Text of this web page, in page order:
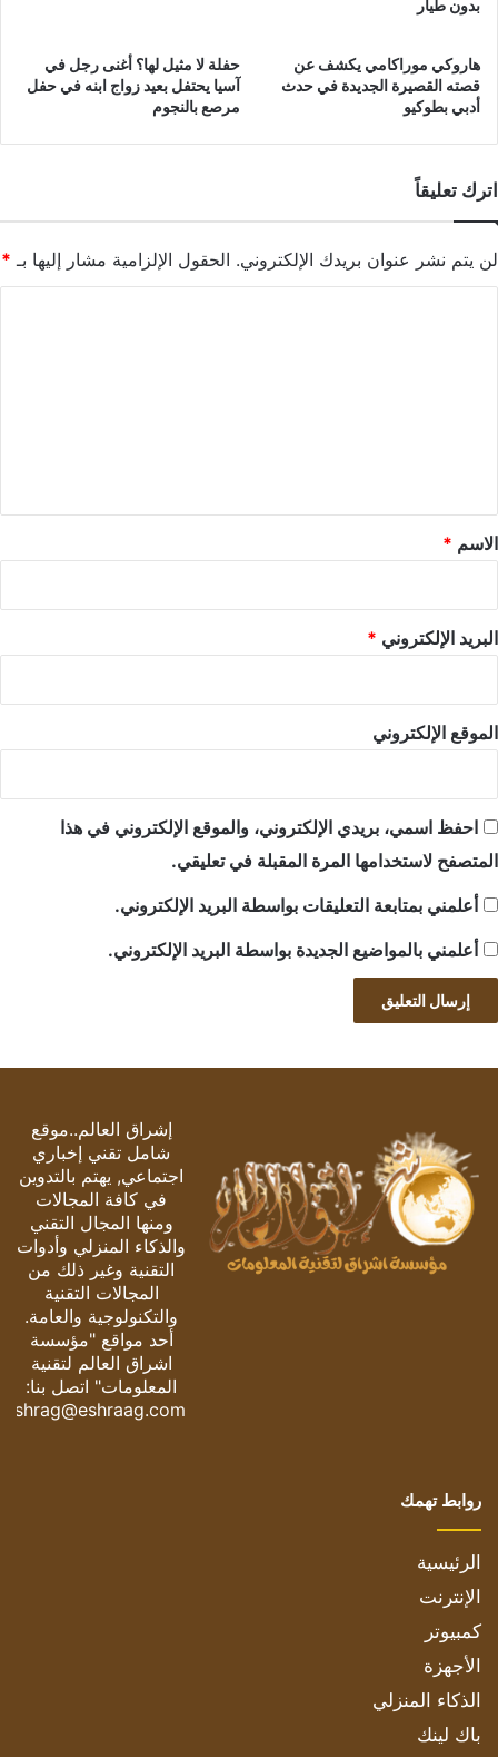
بدون طيار
هاروكي موراكامي يكشف عن
قصته القصيرة الجديدة في حدث
أدبي بطوكيو
حفلة لا مثيل لها؟ أغنى رجل في
آسيا يحتفل بعيد زواج ابنه في حفل
مرصع بالنجوم
اترك تعليقاً
لن يتم نشر عنوان بريدك الإلكتروني. الحقول الإلزامية مشار إليها بـ *
*
الاسم *
البريد الإلكتروني *
الموقع الإلكتروني
احفظ اسمي، بريدي الإلكتروني، والموقع الإلكتروني في هذا
المتصفح لاستخدامها المرة المقبلة في تعليقي.
أعلمني بمتابعة التعليقات بواسطة البريد الإلكتروني.
أعلمني بالمواضيع الجديدة بواسطة البريد الإلكتروني.
إشراق العالم..موقع
شامل تقني إخباري
اجتماعي, يهتم بالتدوين
في كافة المجالات
ومنها المجال التقني
والذكاء المنزلي وأدوات
التقنية وغير ذلك من
المجالات التقنية
والتكنولوجية والعامة.
أحد مواقع "مؤسسة
اشراق العالم لتقنية
المعلومات" اتصل بنا:
eshrag@eshraag.com
روابط تهمك
الرئيسية
الإنترنت
كمبيوتر
الأجهزة
الذكاء المنزلي
باك لينك